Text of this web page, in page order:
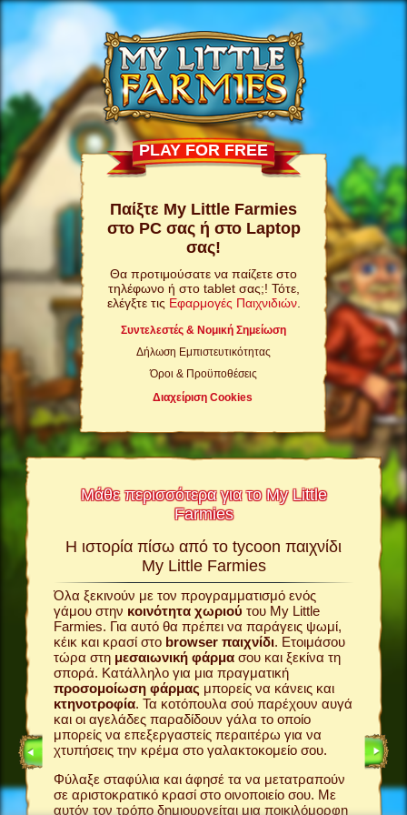
PLAY FOR FREE
Παίξτε My Little Farmies
στο PC σας ή στο Laptop
σας!
Θα προτιμούσατε να παίζετε στο
τηλέφωνο ή στο tablet σας;! Τότε,
ελέγξτε τις Εφαρμογές Παιχνιδιών.
Συντελεστές & Νομική Σημείωση
Δήλωση Εμπιστευτικότητας
Όροι & Προϋποθέσεις
Διαχείριση Cookies
Μάθε περισσότερα για το My Little
Farmies
όλα
Η ιστορία πίσω από το tycoon παιχνίδι
My Little Farmies
Όλα ξεκινούν με τον προγραμματισμό ενός
γάμου στην κοινότητα χωριού του My Little
Farmies. Για αυτό θα πρέπει να παράγεις ψωμί,
κέικ και κρασί στο browser παιχνίδι. Ετοιμάσου
τώρα στη μεσαιωνική φάρμασου και ξεκίνα τη
σπορά. Κατάλληλο για μια πραγματική
προσομοίωση φάρμας μπορείς να κάνεις και
κτηνοτροφία. Τα κοτόπουλα σού παρέχουν αυγά
και οι αγελάδες παραδίδουν γάλα το οποίο
μπορείς να επεξεργαστείς περαιτέρω για να
χτυπήσεις την κρέμα στο γαλακτοκομείο σου.
Φύλαξε σταφύλια και άφησέ τα να μετατραπούν
σε αριστοκρατικό κρασί στο οινοποιείο σου. Με
αυτόν τον τρόπο δημιουργείται μια ποικιλόμορφη
Το My
σου
χωριό
φάρμα
ακόμη
Το
My